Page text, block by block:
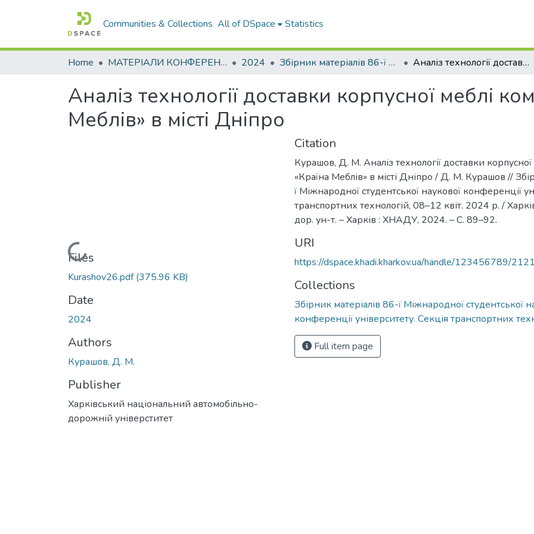
Communities & Collections All of DSpace Statistics
Home МАТЕРІАЛИ КОНФЕРЕНЦІЙ 2024 Збірник матеріалів 86-ї Міжнародної студентської наукової конференції університету. Секція транспортних технологій Аналіз технології доставки корпусної меблі компанією «Країна Меблів» в місті Дніпро
Аналіз технології доставки корпусної меблі
Меблів» в місті Дніпро
Loading...
Files
Kurashov26.pdf(375.96 KB)
Date
2024
Authors
Курашов, Д. М.
Publisher
Харківський національний автомобільно-
дорожній універститет
Citation
Курашов, Д. М. Аналіз технології доставки
«Країна Меблів» в місті Дніпро / Д. М. Курашов //
ї Міжнародної студентської наукової конференції
транспортних технологій, 08–12 квіт. 2024 р. /
дор. ун-т. – Харків : ХНАДУ, 2024. – C. 89–92.
URI
https://dspace.khadi.kharkov.ua/handle/123456789/
Collections
Збірник матеріалів 86-ї Міжнародної студентської
конференції університету. Секція транспортних
Full item page